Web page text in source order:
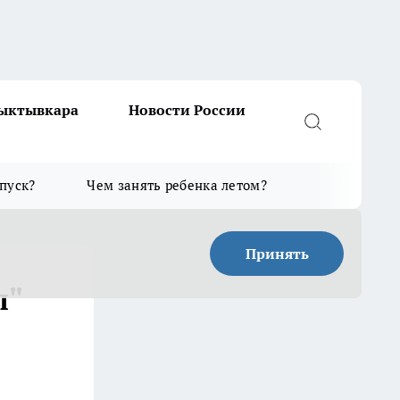
Новости России
Чем занять ребенка летом?
Принять